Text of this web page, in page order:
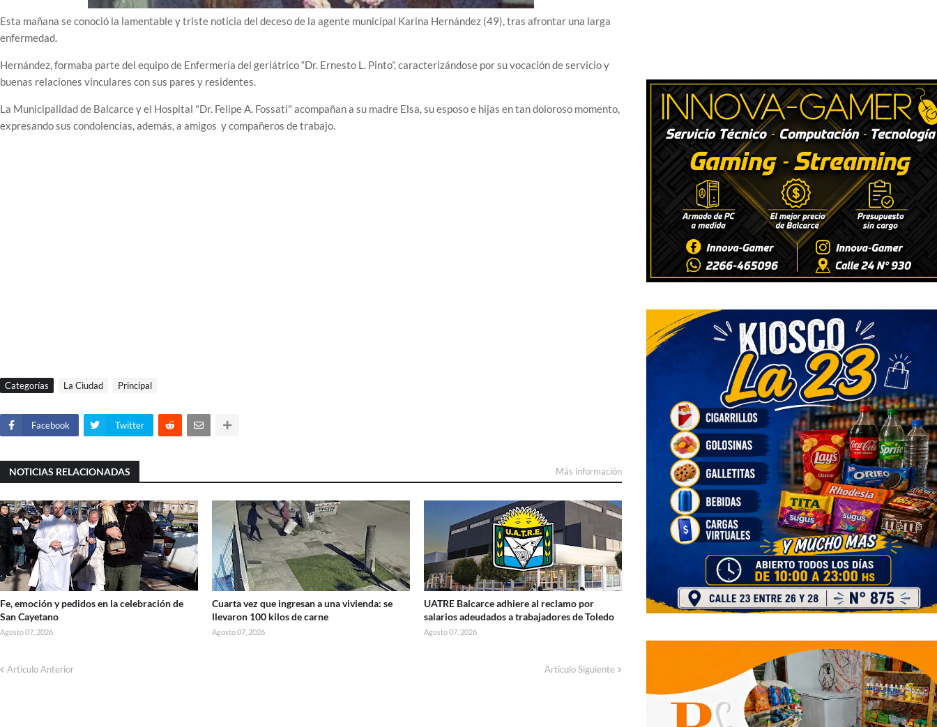
Esta mañana se conoció la lamentable y triste noticia del deceso de la agente municipal Karina Hernández (49), tras afrontar una larga
enfermedad.
Hernández, formaba parte del equipo de Enfermería del geriátrico “Dr. Ernesto L. Pinto”, caracterizándose por su vocación de servicio y
buenas relaciones vinculares con sus pares y residentes.
La Municipalidad de Balcarce y el Hospital "Dr. Felipe A. Fossati" acompañan a su madre Elsa, su esposo e hijas en tan doloroso momento,
expresando sus condolencias, además, a amigos y compañeros de trabajo.
Categorías La Ciudad Principal
Facebook Twitter
NOTICIAS RELACIONADAS Más información
Fe, emoción y pedidos en la celebración de
San Cayetano
Agosto 07, 2026
Cuarta vez que ingresan a una vivienda: se
llevaron 100 kilos de carne
Agosto 07, 2026
UATRE Balcarce adhiere al reclamo por
salarios adeudados a trabajadores de Toledo
Agosto 07, 2026
Artículo Anterior Artículo Siguiente